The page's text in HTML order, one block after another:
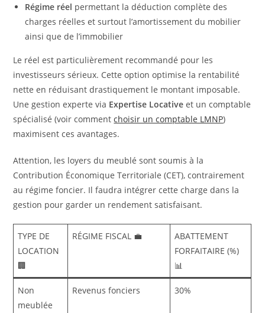
Régime réel permettant la déduction complète des
charges réelles et surtout l’amortissement du mobilier
ainsi que de l’immobilier
Le réel est particulièrement recommandé pour les
investisseurs sérieux. Cette option optimise la rentabilité
nette en réduisant drastiquement le montant imposable.
Une gestion experte via Expertise Locative et un comptable
spécialisé (voir commentchoisir un comptable LMNP)
maximisent ces avantages.
Attention, les loyers du meublé sont soumis à la
Contribution Économique Territoriale (CET), contrairement
au régime foncier. Il faudra intégrer cette charge dans la
gestion pour garder un rendement satisfaisant.
TYPE DE
LOCATION
🏢
RÉGIME FISCAL 💼
ABATTEMENT
FORFAITAIRE (%)
📊
Non
meublée
Revenus fonciers 30%